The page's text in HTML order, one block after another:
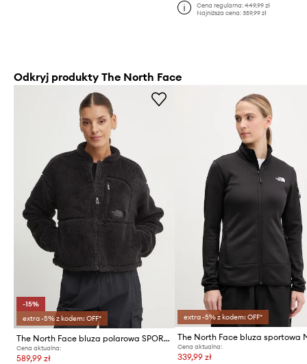
Cena regularna: 449,99 zł
Najniższa cena: 359,99 zł
Odkryj produkty The North Face
-15%
extra -5% z kodem: OFF*
The North Face bluza polarowa SPORTY STREET
Cena aktualna:
589,99 zł
extra -5% z kodem: OFF*
Cena aktualna:
339,99 zł